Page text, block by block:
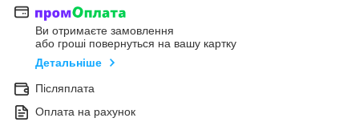
Ви отримаєте замовлення
або гроші повернуться на вашу картку
Детальніше
Післяплата
Оплата на рахунок